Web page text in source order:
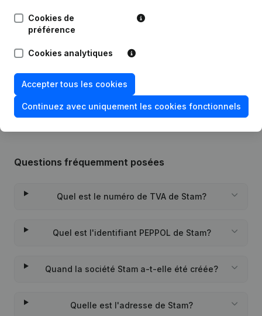
Date Publication
06-10-2016
Rubrique Constitution (Nouvelle
Personne Morale, Ouverture
Succursale, etc...)(NL)
Questions fréquemment posées
Quel est le numéro de TVA de Stam?
Quel est l'identifiant PEPPOL de Stam?
Quand la société Stam a-t-elle été créée?
Quelle est l'adresse de Stam?
Cookies de
préférence
Cookies analytiques
Accepter tous les cookies
Continuez avec uniquement les cookies fonctionnels